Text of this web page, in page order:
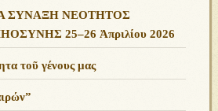
ΣΥΝΑΞΗ ΝΕΟΤΗΤΟΣ
25–26 Ἀπριλίου 2026
τοῦ γένους μας